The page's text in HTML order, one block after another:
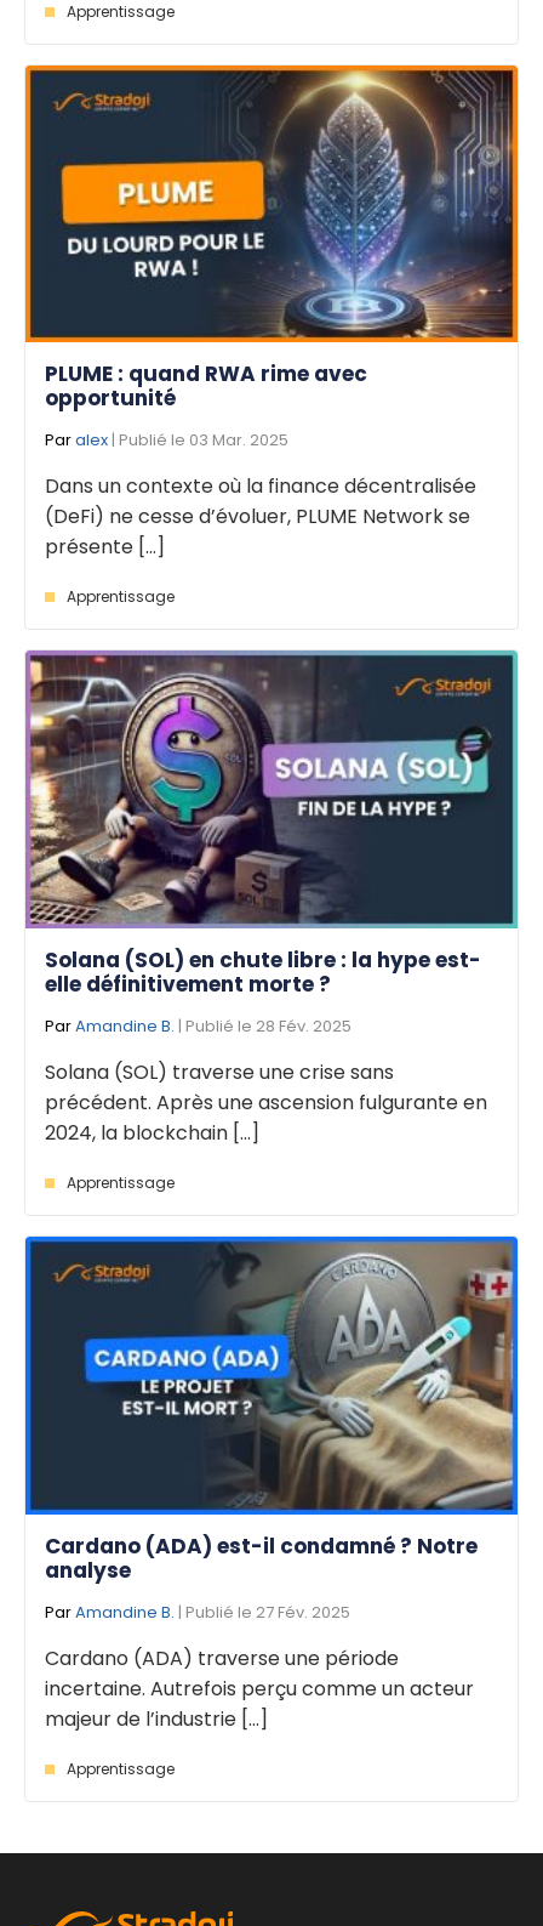
Apprentissage
PLUME : quand RWA rime avec
opportunité
Paralex | Publié le 03 Mar. 2025
Dans un contexte où la finance décentralisée
(DeFi) ne cesse d’évoluer, PLUME Network se
présente [...]
Apprentissage
Solana (SOL) en chute libre : la hype est-
elle définitivement morte ?
ParAmandine B. | Publié le 28 Fév. 2025
Solana (SOL) traverse une crise sans
précédent. Après une ascension fulgurante en
2024, la blockchain [...]
Apprentissage
Cardano (ADA) est-il condamné ? Notre
analyse
ParAmandine B. | Publié le 27 Fév. 2025
Cardano (ADA) traverse une période
incertaine. Autrefois perçu comme un acteur
majeur de l’industrie [...]
Apprentissage